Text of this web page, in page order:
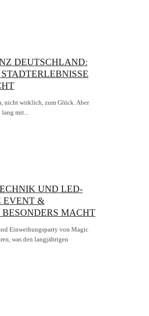
DEUTSCHLAND:
nicht wirklich, zum Glück. Aber
mit...
UND LED-
EVENT &
MACHT
Einweihungsparty von Magic
was den langjährigen